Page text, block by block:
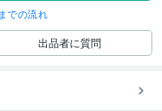
での流れ
出品者に質問